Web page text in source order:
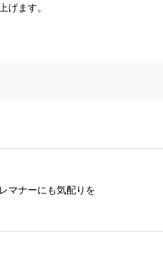
げます。
マナーにも気配りを